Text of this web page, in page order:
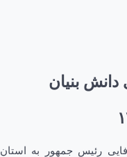
بنیان
رئیس جمهور به استان